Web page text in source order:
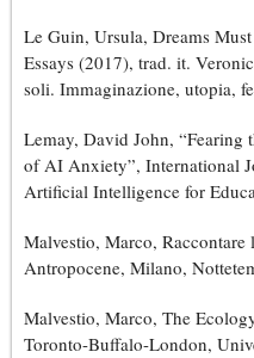
Le Guin, Ursula, Dreams
Essays (2017), trad. it.
soli. Immaginazione, utopia,
Lemay, David John, “Fearing
of AI Anxiety”, International
Artificial Intelligence for
Malvestio, Marco, Raccontare
Antropocene, Milano,
Malvestio, Marco, The
Toronto-Buffalo-London,